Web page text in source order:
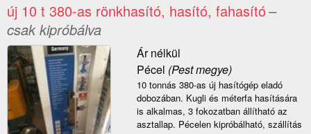
új 10 t 380-as rönkhasító, hasító, fahasító–
csak kipróbálva
Ár nélkül
Pécel (Pest megye)
10 tonnás 380-as új hasítógép eladó
dobozában. Kugli és méterfa hasítására
is alkalmas, 3 fokozatban állítható az
asztallap. Pécelen kipróbálható, szállítás